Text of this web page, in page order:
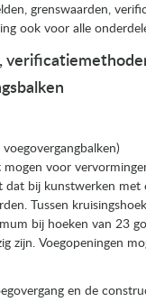
grenswaarden,
ook voor alle
voor
bij kunstwerken met
Tussen
bij hoeken van 23
zijn. Voegopeningen
en de